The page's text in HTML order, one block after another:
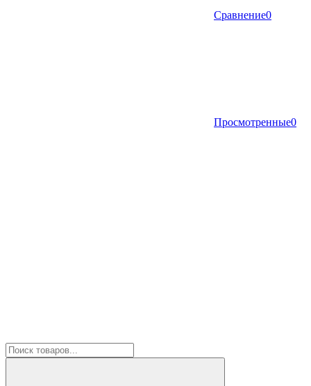
Сравнение0
Просмотренные0